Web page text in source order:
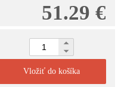
51.29 €
Vložiť do košíka